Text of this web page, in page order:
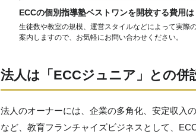
ECCの個別指導塾ベストワンを開校する費用は
生徒数や教室の規模、運営スタイルなどによって実際
案内しますので、お気軽にお問い合わせください。
法人は「ECCジュニア」との併
法人のオーナーには、企業の多角化、安定収入
など、教育フランチャイズビジネスとして、